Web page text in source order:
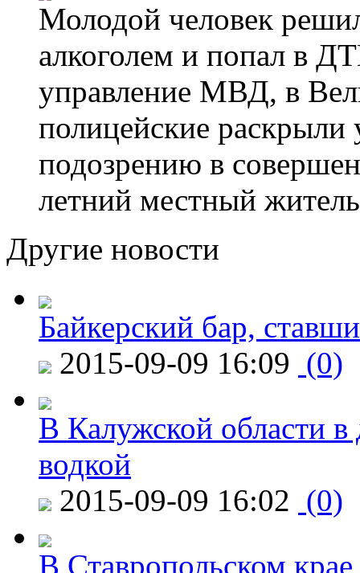
Молодой человек
алкоголем и попал в
управление МВД, в
полицейские
подозрению в
летний местный
Другие новости
Байкерский бар,
2015-09-09 16:09 (0)
В Калужской области в
водкой
2015-09-09 16:02 (0)
В Ставропольском